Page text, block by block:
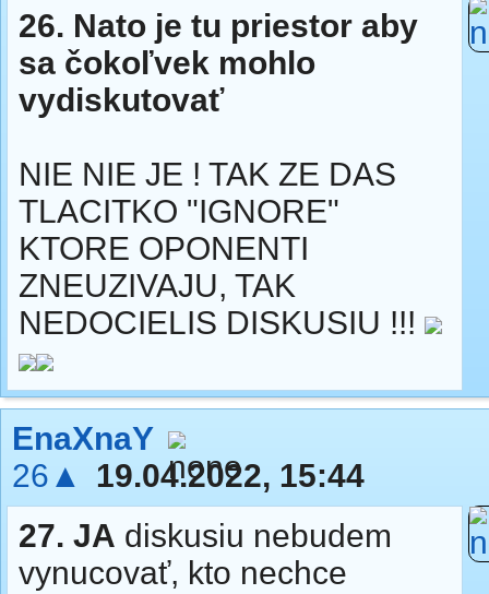
26. Nato je tu priestor aby
sa čokoľvek mohlo
vydiskutovať
NIE NIE JE ! TAK ZE DAS
TLACITKO "IGNORE"
KTORE OPONENTI
ZNEUZIVAJU, TAK
NEDOCIELIS DISKUSIU !!!
EnaXnaY
26▲
19.04.2022, 15:44
27. JA diskusiu nebudem
vynucovať, kto nechce